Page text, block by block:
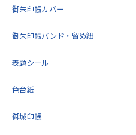
御朱印帳カバー
御朱印帳バンド・留め紐
表題シール
色台紙
御城印帳
の度も迅速で丁寧な対応をい
す。これから大切に使用します